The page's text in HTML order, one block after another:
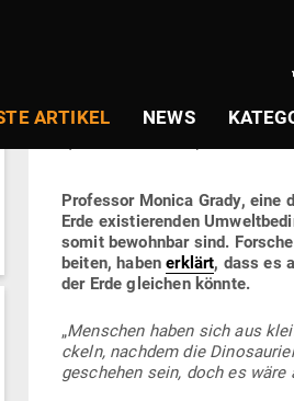
ARTIKEL NEWS
+VIDEOS)
Pro­fessor Monica Grady, eine
Erde exis­tie­renden
somit bewohnbar sind.
beiten, habenerklärt, dass es
der Erde gleichen könnte.
„Men­schen haben sich aus
ckeln, nachdem die
geschehen sein, doch es